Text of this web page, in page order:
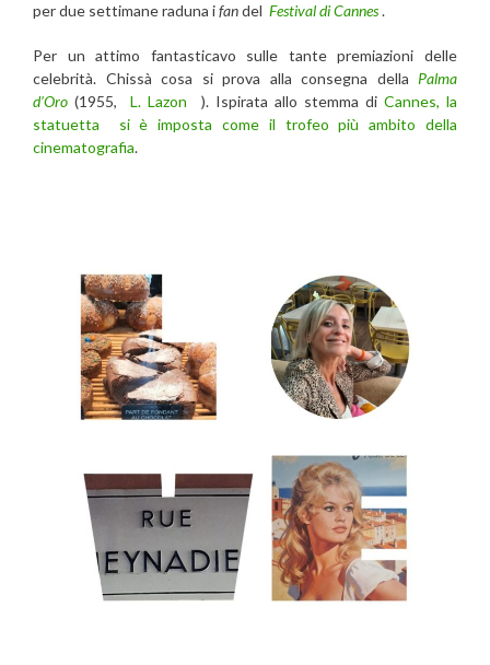
per due settimane raduna ifandel Festival di Cannes.
Per un attimo fantasticavo sulle tante premiazioni delle
celebrità. Chissà cosa si prova alla consegna della Palma
d’Oro (1955, L. Lazon ). Ispirata allo stemma di Cannes, la
statuetta si è imposta come il trofeo più ambito della
cinematografia.